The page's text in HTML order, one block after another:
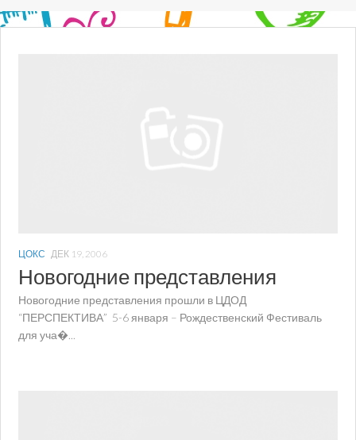
ЦОКС ДЕК 19, 2006
Новогодние представления
Новогодние представления прошли в ЦДОД
“ПЕРСПЕКТИВА” 5-6 января – Рождественский Фестиваль
для уча�...